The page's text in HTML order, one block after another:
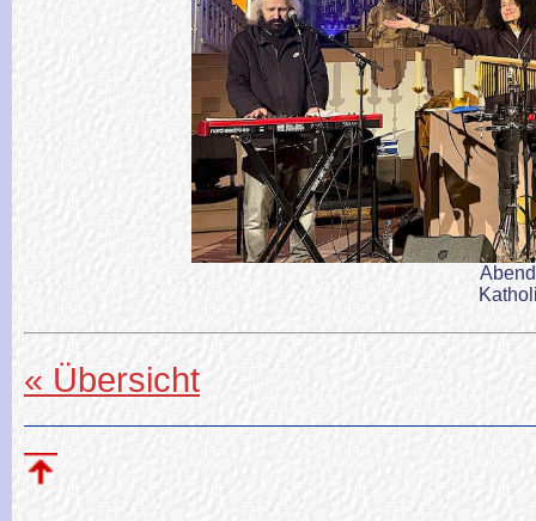
« Übersicht